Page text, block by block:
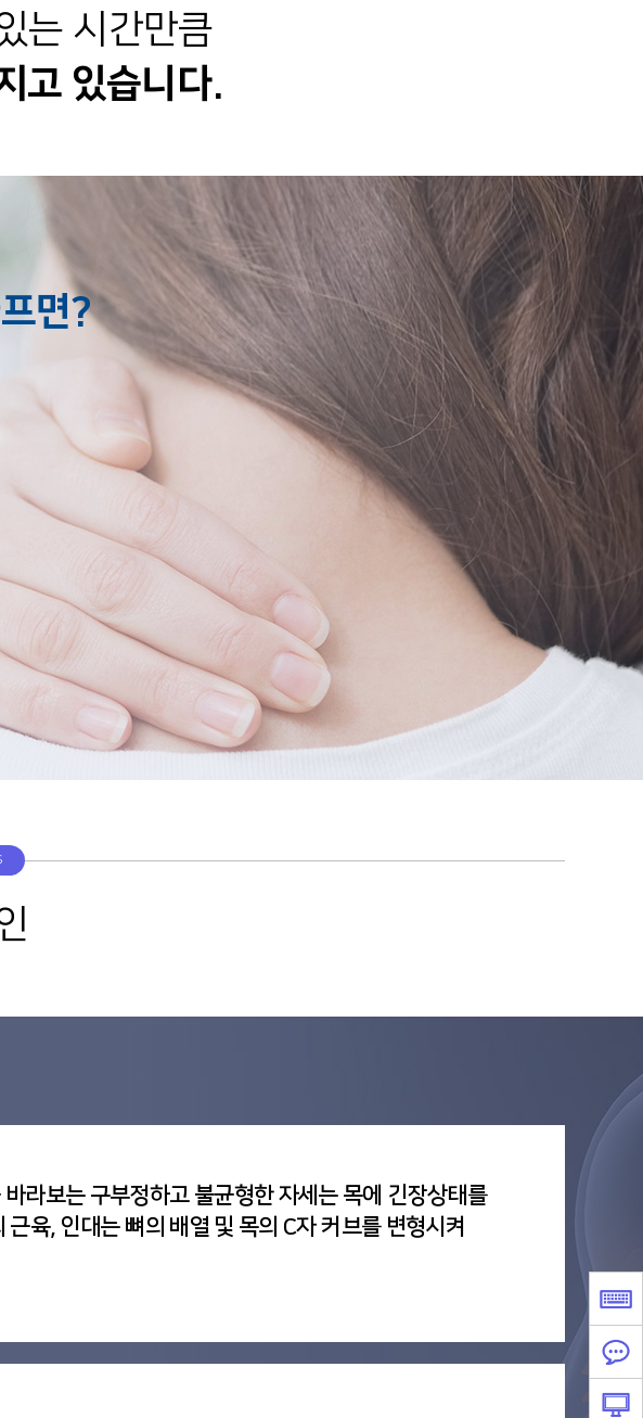
는 시간만큼
고 있습니다.
면?
라보는 구부정하고 불균형한 자세는 목에 긴장상태를
육, 인대는 뼈의 배열 및 목의 C자 커브를 변형시켜